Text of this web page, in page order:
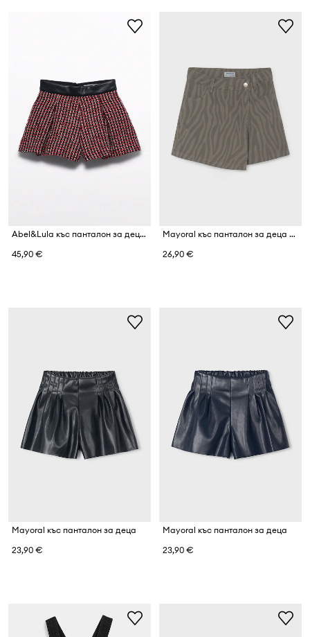
Abel&Lula къс панталон за деца
45,90 €
Mayoral къс панталон за деца от памук с еластан
26,90 €
Mayoral къс панталон за деца
23,90 €
Mayoral къс панталон за деца
23,90 €